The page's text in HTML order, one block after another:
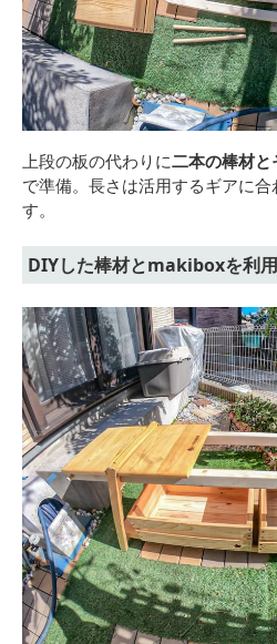
上段の板の代わりに二本の棒材
で準備。長さは活用するギアに
す。
DIYした棒材とmakiboxを利